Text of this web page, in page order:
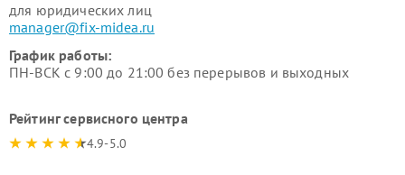
для юридических лиц
manager@fix-midea.ru
График работы:
ПН-ВСК с 9:00 до 21:00 без перерывов и выходных
Рейтинг сервисного центра
4.9-5.0